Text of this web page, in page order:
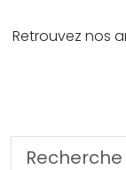
Retrouvez nos